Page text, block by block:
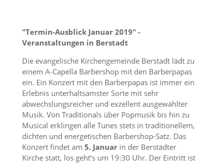
"Termin-Ausblick Januar 2019" -
Veranstaltungen in Berstadt
Die evangelische Kirchengemeinde Berstadt lädt zu
einem A-Capella Barbershop mit den Barberpapas
ein. Ein Konzert mit den Barberpapas ist immer ein
Erlebnis unterhaltsamster Sorte mit sehr
abwechslungsreicher und exzellent ausgewählter
Musik. Von Traditionals über Popmusik bis hin zu
Musical erklingen alle Tunes stets in traditionellem,
dichten und energetischen Barbershop-Satz. Das
Konzert findet am 5. Januarin der Berstädter
Kirche statt, los geht’s um 19:30 Uhr. Der Eintritt ist